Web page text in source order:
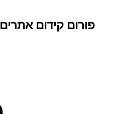
פורום קידום אתרים